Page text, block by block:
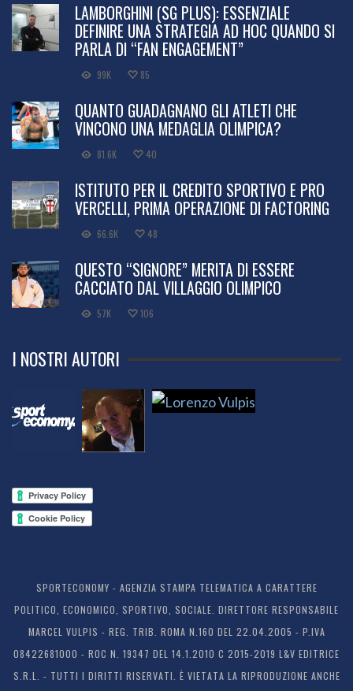
LAMBORGHINI (SG PLUS): ESSENZIALE
DEFINIRE UNA STRATEGIA AD HOC QUANDO SI
PARLA DI “FAN ENGAGEMENT”
99K 85
QUANTO GUADAGNANO GLI ATLETI CHE
VINCONO UNA MEDAGLIA OLIMPICA?
81.6K 40
ISTITUTO PER IL CREDITO SPORTIVO E PRO
VERCELLI, PRIMA OPERAZIONE DI FACTORING
66.6K 48
QUESTO “SIGNORE” MERITA DI ESSERE
CACCIATO DAL VILLAGGIO OLIMPICO
57K 106
I NOSTRI AUTORI
SPORTECONOMY - AGENZIA STAMPA TELEMATICA A CARATTERE
POLITICO, ECONOMICO, SPORTIVO, SOCIALE. DIRETTORE RESPONSABILE
MARCEL VULPIS - REG. TRIB. ROMA N.160 DEL 22.04.2005 - P.IVA
08422681000 - ROC N. 19347 DEL 14.1.2010 C 2015-2019 L&V EDITRICE
S.R.L. - TUTTI I DIRITTI RISERVATI. È VIETATA LA RIPRODUZIONE ANCHE